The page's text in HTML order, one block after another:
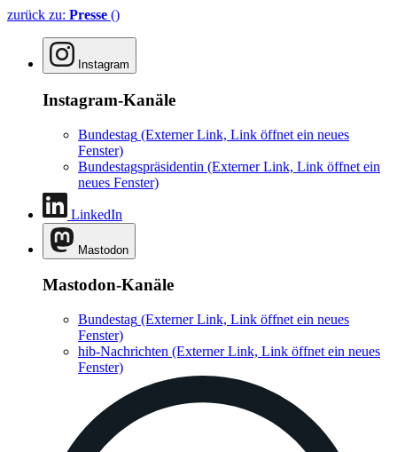
zurück zu: Presse ()
Instagram
Instagram-Kanäle
Bundestag (Externer Link, Link öffnet ein neues
Fenster)
Bundestagspräsidentin (Externer Link, Link öffnet ein
neues Fenster)
LinkedIn
Mastodon
Mastodon-Kanäle
Bundestag (Externer Link, Link öffnet ein neues
Fenster)
hib-Nachrichten (Externer Link, Link öffnet ein neues
Fenster)